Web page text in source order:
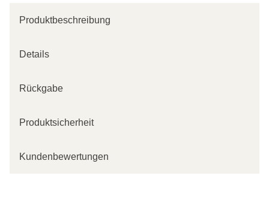
Produktbeschreibung
Details
Rückgabe
Produktsicherheit
Kundenbewertungen